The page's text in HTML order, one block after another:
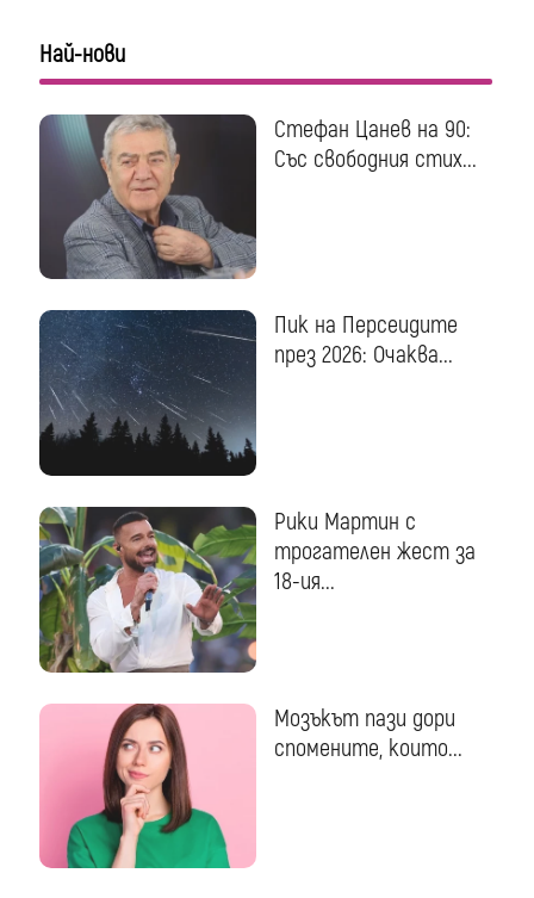
Най-нови
Стефан Цанев на 90:
Със свободния стих...
Пик на Персеидите
през 2026: Очаква...
Рики Мартин с
трогателен жест за
18-ия...
Мозъкът пази дори
спомените, които...